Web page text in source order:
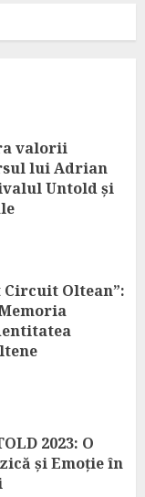
valorii
lui Adrian
Untold și
Circuit Oltean”:
2023: O
și Emoție în